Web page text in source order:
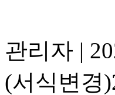
관리자 |
(서식변경